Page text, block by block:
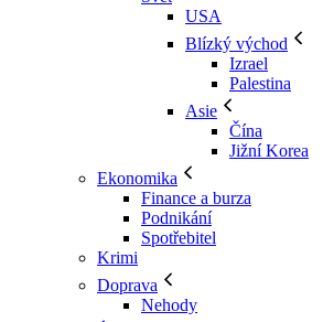
USA
Blízký východ
Izrael
Palestina
Asie
Čína
Jižní Korea
Ekonomika
Finance a burza
Podnikání
Spotřebitel
Krimi
Doprava
Nehody